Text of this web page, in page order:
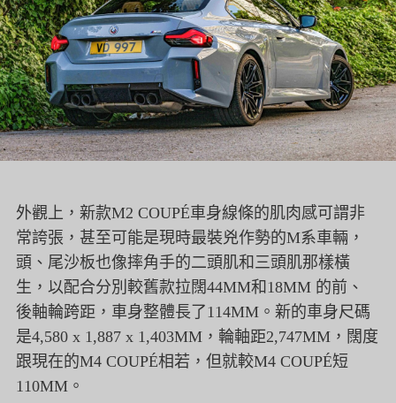
外觀上，新款M2 COUPÉ車身線條的肌肉感可謂非
常誇張，甚至可能是現時最裝兇作勢的M系車輛，
頭、尾沙板也像摔角手的二頭肌和三頭肌那樣橫
生，以配合分別較舊款拉闊44MM和18MM 的前、
後軸輪跨距，車身整體長了114MM。新的車身尺碼
是4,580 x 1,887 x 1,403MM，輪軸距2,747MM，闊度
跟現在的M4 COUPÉ相若，但就較M4 COUPÉ短
110MM。